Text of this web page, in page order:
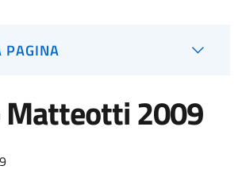
PAGINA
Matteotti 2009